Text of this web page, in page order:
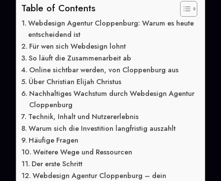
Table of Contents
Webdesign Agentur Cloppenburg: Warum es heute
entscheidend ist
Für wen sich Webdesign lohnt
So läuft die Zusammenarbeit ab
Online sichtbar werden, von Cloppenburg aus
Über Christian Elijah Christus
Nachhaltiges Wachstum durch Webdesign Agentur
Cloppenburg
Technik, Inhalt und Nutzererlebnis
Warum sich die Investition langfristig auszahlt
Häufige Fragen
Weitere Wege und Ressourcen
Der erste Schritt
Webdesign Agentur Cloppenburg – dein